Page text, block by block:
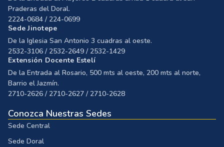
Praderas del Doral.
2224-0684 / 224-0699
Sede Jinotepe
De la Iglesia San Antonio 3 cuadras al oeste.
2532-3106 / 2532-2649 / 2532-1429
Extensión Docente Estelí
De la Entrada al Rosario, 500 mts al oeste, 200 mts al norte,
Barrio el Jazmín.
2710-2626 / 2710-2627 / 2710-2628
Conozca Nuestras Sedes
Sede Central
Sede Doral